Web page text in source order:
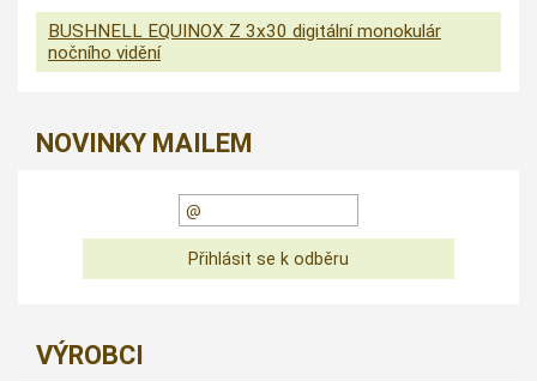
BUSHNELL EQUINOX Z 3x30 digitální monokulár
nočního vidění
NOVINKY MAILEM
VÝROBCI